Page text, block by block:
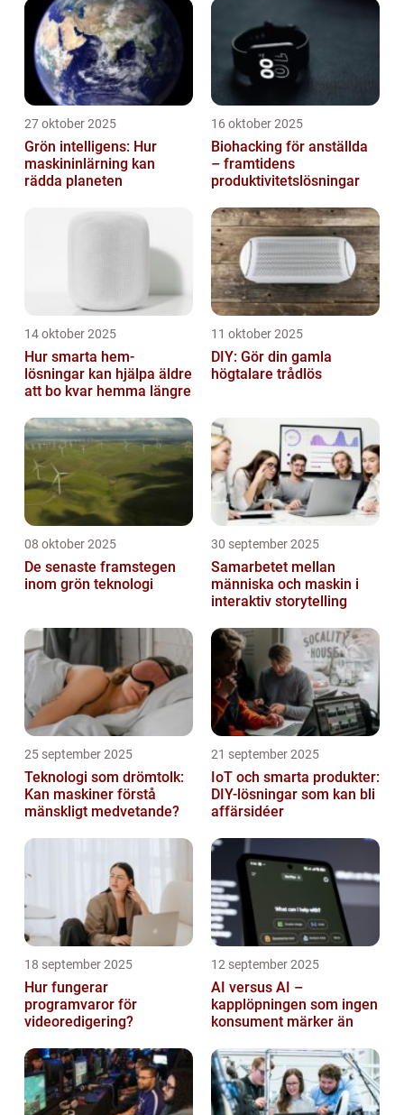
27 oktober 2025
Grön intelligens: Hur
maskininlärning kan
rädda planeten
16 oktober 2025
Biohacking för anställda
– framtidens
produktivitetslösningar
14 oktober 2025
Hur smarta hem-
lösningar kan hjälpa äldre
att bo kvar hemma längre
11 oktober 2025
DIY: Gör din gamla
högtalare trådlös
08 oktober 2025
De senaste framstegen
inom grön teknologi
30 september 2025
Samarbetet mellan
människa och maskin i
interaktiv storytelling
25 september 2025
Teknologi som drömtolk:
Kan maskiner förstå
mänskligt medvetande?
21 september 2025
IoT och smarta produkter:
DIY-lösningar som kan bli
affärsidéer
18 september 2025
Hur fungerar
programvaror för
videoredigering?
12 september 2025
AI versus AI –
kapplöpningen som ingen
konsument märker än